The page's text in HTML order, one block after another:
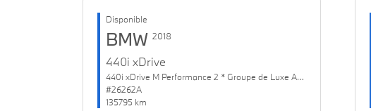
Disponible
BMW 2018
440i xDrive
440i xDrive M Performance 2 * Groupe de Luxe Amélioré
#26262A
135795 km